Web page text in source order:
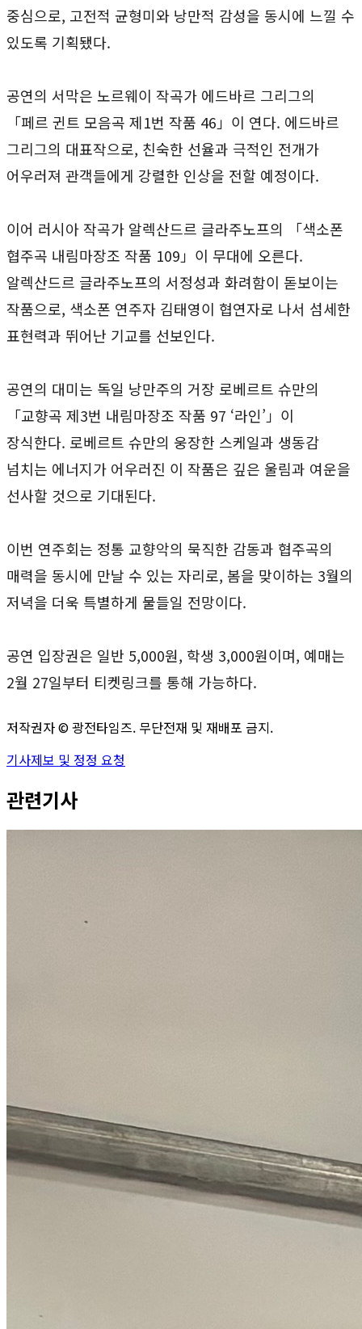
중심으로, 고전적 균형미와 낭만적 감성을 동시에 느낄 수
있도록 기획됐다.
공연의 서막은 노르웨이 작곡가 에드바르 그리그의
「페르 귄트 모음곡 제1번 작품 46」이 연다. 에드바르
그리그의 대표작으로, 친숙한 선율과 극적인 전개가
어우러져 관객들에게 강렬한 인상을 전할 예정이다.
이어 러시아 작곡가 알렉산드르 글라주노프의 「색소폰
협주곡 내림마장조 작품 109」이 무대에 오른다.
알렉산드르 글라주노프의 서정성과 화려함이 돋보이는
작품으로, 색소폰 연주자 김태영이 협연자로 나서 섬세한
표현력과 뛰어난 기교를 선보인다.
공연의 대미는 독일 낭만주의 거장 로베르트 슈만의
「교향곡 제3번 내림마장조 작품 97 ‘라인’」이
장식한다. 로베르트 슈만의 웅장한 스케일과 생동감
넘치는 에너지가 어우러진 이 작품은 깊은 울림과 여운을
선사할 것으로 기대된다.
이번 연주회는 정통 교향악의 묵직한 감동과 협주곡의
매력을 동시에 만날 수 있는 자리로, 봄을 맞이하는 3월의
저녁을 더욱 특별하게 물들일 전망이다.
공연 입장권은 일반 5,000원, 학생 3,000원이며, 예매는
2월 27일부터 티켓링크를 통해 가능하다.
저작권자 ©광전타임즈. 무단전재 및 재배포 금지.
기사제보 및 정정 요청
관련기사